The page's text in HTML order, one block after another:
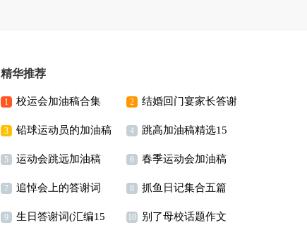
精华推荐
1 校运会加油稿合集
15篇
2 结婚回门宴家长答谢
词
3 铅球运动员的加油稿 4 跳高加油稿精选15
篇
5 运动会跳远加油稿
(集锦15篇)
6 春季运动会加油稿
(集锦15篇)
7 追悼会上的答谢词
15篇
8 抓鱼日记集合五篇
9 生日答谢词(汇编15 10 别了母校话题作文